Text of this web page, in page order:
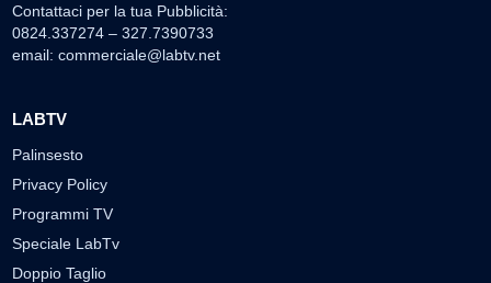
Contattaci per la tua Pubblicità:
0824.337274 – 327.7390733
email: commerciale@labtv.net
LABTV
Palinsesto
Privacy Policy
Programmi TV
Speciale LabTv
Doppio Taglio